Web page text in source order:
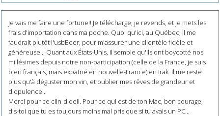
Je vais me faire une fortune!! Je télécharge, je revends, et je mets les
frais d'importation dans ma poche. Quoi qu'ici, au Québec, il me
faudrait plutôt l'usbBeer, pour m'assurer une clientèle fidèle et
généreuse... Quant aux États-Unis, il semble qu'ils ont boycotté nos
millésimes depuis notre non-participation (celle de la France, je suis
bien français, mais expatrié en nouvelle-France) en Irak. Il me reste
plus qu'à déguster mon vin, et oublier mes rêves de grandeur et
d'opulence...
Merci pour ce clin-d'oeil. Pour ce qui est de ton Mac, bon courage,
dis-toi que tu es toujours moins mal pris que si tu avais un PC...